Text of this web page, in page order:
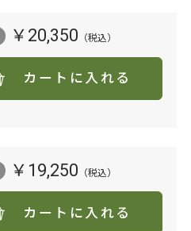
￥20,350
カートに入れる
￥19,250
カートに入れる